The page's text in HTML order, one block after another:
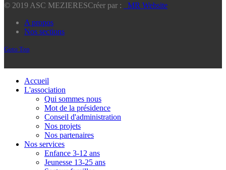
© 2019 ASC MEZIERESCréer par :
_MR Website
A propos
Nos sections
Goto Top
Accueil
L'association
Qui sommes nous
Mot de la présidence
Conseil d'administration
Nos projets
Nos partenaires
Nos services
Enfance 3-12 ans
Jeunesse 13-25 ans